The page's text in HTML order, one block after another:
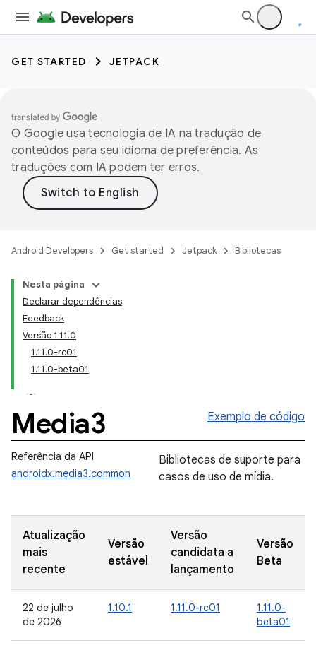
GET STARTED JETPACK
O Google usa tecnologia de IA na tradução de
conteúdos para seu idioma de preferência. As
traduções com IA podem ter erros.
Android Developers Get started Jetpack Bibliotecas
Nesta página
Declarar dependências
Feedback
Versão 1.11.0
1.11.0-rc01
1.11.0-beta01
Media3 Exemplo de código
Referência da API
androidx.media3.common
Bibliotecas de suporte para
casos de uso de mídia.
Atualização
mais
recente
Versão
estável
Versão
candidata a
lançamento
Versão
Beta
22 de julho
de 2026
1.10.1 1.11.0-rc01
1.11.0-
beta01